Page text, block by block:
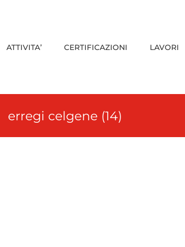
ATTIVITA’ CERTIFICAZIONI LAVORI
erregi celgene (14)